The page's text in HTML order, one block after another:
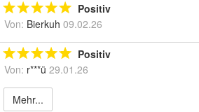
Positiv
Von: Bierkuh 09.02.26
Positiv
Von: r***ü 29.01.26
Mehr...